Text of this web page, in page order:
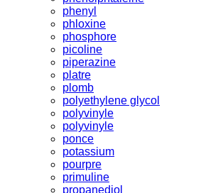
phenyl
phloxine
phosphore
picoline
piperazine
platre
plomb
polyethylene glycol
polyvinyle
polyvinyle
ponce
potassium
pourpre
primuline
propanediol